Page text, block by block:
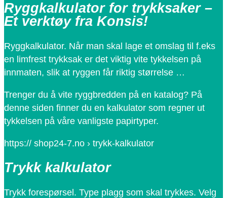
Ryggkalkulator for trykksaker –
Et verktøy fra Konsis!
Ryggkalkulator. Når man skal lage et omslag til f.eks
en limfrest trykksak er det viktig vite tykkelsen på
innmaten, slik at ryggen får riktig størrelse …
Trenger du å vite ryggbredden på en katalog? På
denne siden finner du en kalkulator som regner ut
tykkelsen på våre vanligste papirtyper.
https:// shop24-7.no › trykk-kalkulator
Trykk kalkulator
Trykk forespørsel. Type plagg som skal trykkes. Velg